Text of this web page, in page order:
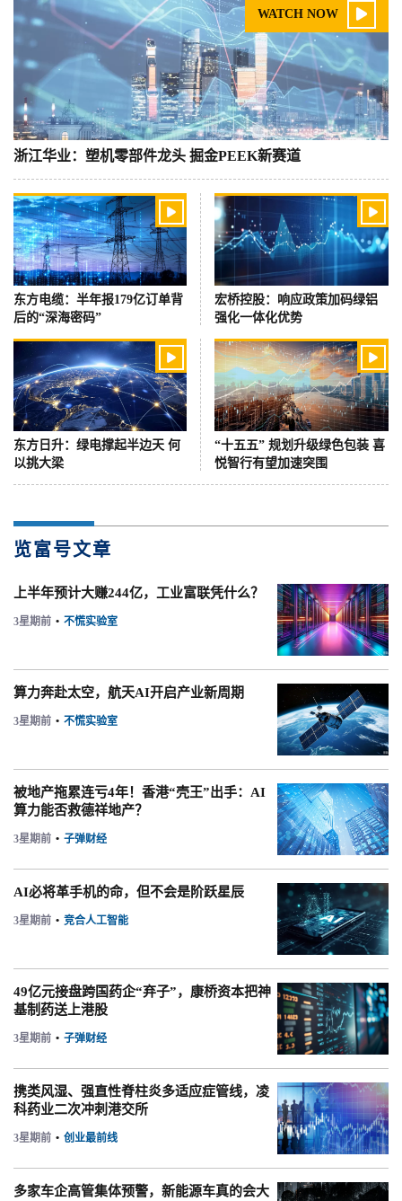
WATCH NOW 
浙江华业：塑机零部件龙头 掘金PEEK新赛道

东方电缆：半年报179亿订单背
后的“深海密码”

宏桥控股：响应政策加码绿铝
强化一体化优势

东方日升：绿电撑起半边天 何
以挑大梁

“十五五” 规划升级绿色包装 喜
悦智行有望加速突围
览富号文章
上半年预计大赚244亿，工业富联凭什么？
3星期前 • 不慌实验室
算力奔赴太空，航天AI开启产业新周期
3星期前 • 不慌实验室
被地产拖累连亏4年！香港“壳王”出手：AI
算力能否救德祥地产？
3星期前 • 子弹财经
AI必将革手机的命，但不会是阶跃星辰
3星期前 • 竞合人工智能
49亿元接盘跨国药企“弃子”，康桥资本把神
基制药送上港股
3星期前 • 子弹财经
携类风湿、强直性脊柱炎多适应症管线，凌
科药业二次冲刺港交所
3星期前 • 创业最前线
多家车企高管集体预警，新能源车真的会大